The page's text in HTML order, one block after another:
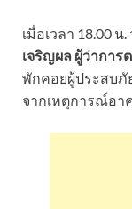
เมื่อเวลา 18.00 น
เจริญผล ผู้ว่าการ
พักคอยผู้ประสบภั
จากเหตุการณ์อา